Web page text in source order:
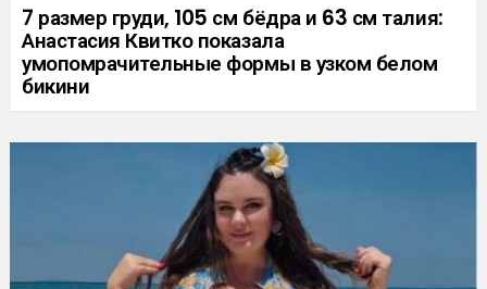
7 размер груди, 105 см бёдра и 63 см талия:
Анастасия Квитко показала
умопомрачительные формы в узком белом
бикини